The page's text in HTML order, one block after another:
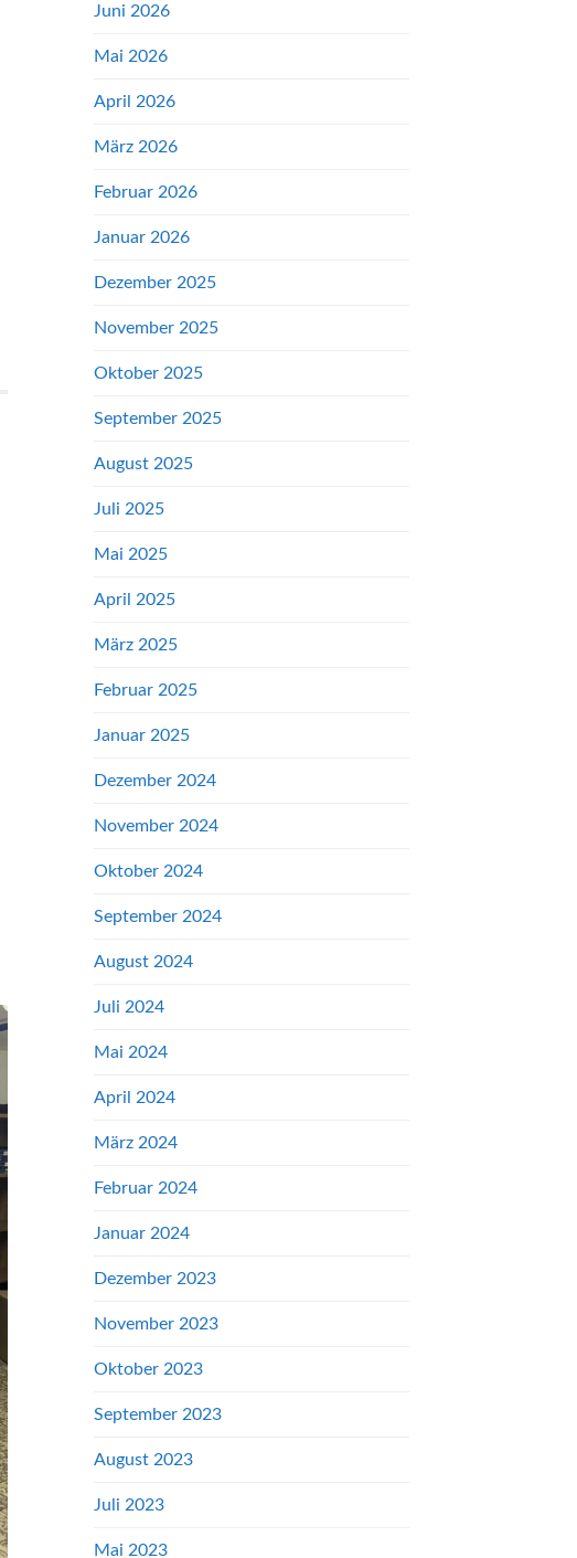
Juni 2026
Mai 2026
April 2026
März 2026
Februar 2026
Januar 2026
Dezember 2025
November 2025
Oktober 2025
September 2025
August 2025
Juli 2025
Mai 2025
April 2025
März 2025
Februar 2025
Januar 2025
Dezember 2024
November 2024
Oktober 2024
September 2024
August 2024
Juli 2024
Mai 2024
April 2024
März 2024
Februar 2024
Januar 2024
Dezember 2023
November 2023
Oktober 2023
September 2023
August 2023
Juli 2023
Mai 2023